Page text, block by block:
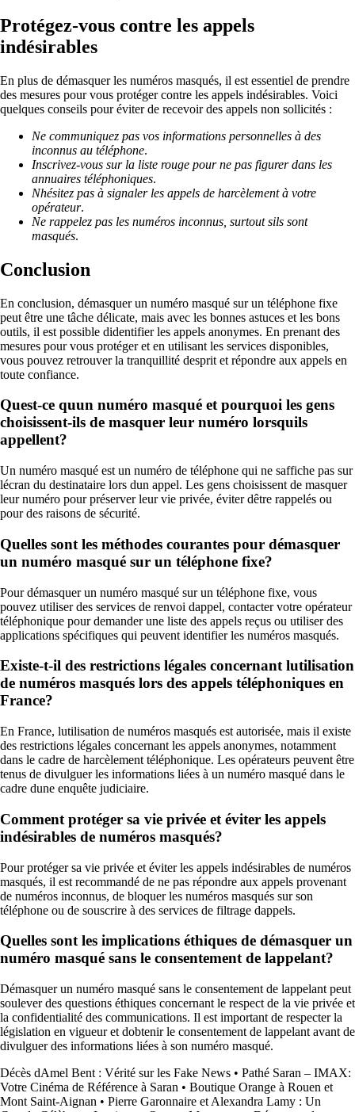
Protégez-vous contre les appels
indésirables
En plus de démasquer les numéros masqués, il est essentiel de prendre
des mesures pour vous protéger contre les appels indésirables. Voici
quelques conseils pour éviter de recevoir des appels non sollicités :
Ne communiquez pas vos informations personnelles à des
inconnus au téléphone.
Inscrivez-vous sur la liste rouge pour ne pas figurer dans les
annuaires téléphoniques.
Nhésitez pas à signaler les appels de harcèlement à votre
opérateur.
Ne rappelez pas les numéros inconnus, surtout sils sont
masqués.
Conclusion
En conclusion, démasquer un numéro masqué sur un téléphone fixe
peut être une tâche délicate, mais avec les bonnes astuces et les bons
outils, il est possible didentifier les appels anonymes. En prenant des
mesures pour vous protéger et en utilisant les services disponibles,
vous pouvez retrouver la tranquillité desprit et répondre aux appels en
toute confiance.
Quest-ce quun numéro masqué et pourquoi les gens
choisissent-ils de masquer leur numéro lorsquils
appellent?
Un numéro masqué est un numéro de téléphone qui ne saffiche pas sur
lécran du destinataire lors dun appel. Les gens choisissent de masquer
leur numéro pour préserver leur vie privée, éviter dêtre rappelés ou
pour des raisons de sécurité.
Quelles sont les méthodes courantes pour démasquer
un numéro masqué sur un téléphone fixe?
Pour démasquer un numéro masqué sur un téléphone fixe, vous
pouvez utiliser des services de renvoi dappel, contacter votre opérateur
téléphonique pour demander une liste des appels reçus ou utiliser des
applications spécifiques qui peuvent identifier les numéros masqués.
Existe-t-il des restrictions légales concernant lutilisation
de numéros masqués lors des appels téléphoniques en
France?
En France, lutilisation de numéros masqués est autorisée, mais il existe
des restrictions légales concernant les appels anonymes, notamment
dans le cadre de harcèlement téléphonique. Les opérateurs peuvent être
tenus de divulguer les informations liées à un numéro masqué dans le
cadre dune enquête judiciaire.
Comment protéger sa vie privée et éviter les appels
indésirables de numéros masqués?
Pour protéger sa vie privée et éviter les appels indésirables de numéros
masqués, il est recommandé de ne pas répondre aux appels provenant
de numéros inconnus, de bloquer les numéros masqués sur son
téléphone ou de souscrire à des services de filtrage dappels.
Quelles sont les implications éthiques de démasquer un
numéro masqué sans le consentement de lappelant?
Démasquer un numéro masqué sans le consentement de lappelant peut
soulever des questions éthiques concernant le respect de la vie privée et
la confidentialité des communications. Il est important de respecter la
législation en vigueur et dobtenir le consentement de lappelant avant de
divulguer des informations liées à son numéro masqué.
Décès dAmel Bent : Vérité sur les Fake News • Pathé Saran – IMAX:
Votre Cinéma de Référence à Saran • Boutique Orange à Rouen et
Mont Saint-Aignan • Pierre Garonnaire et Alexandra Lamy : Un